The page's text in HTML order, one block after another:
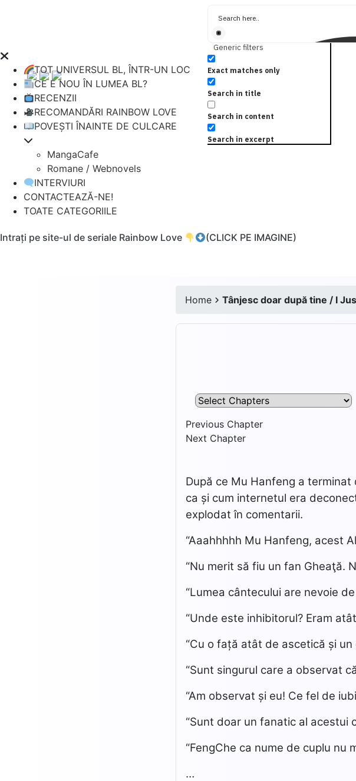
Generic filters
Exact matches only
Search in title
Search in content
Search in excerpt
TOT UNIVERSUL BL, ÎNTR-UN LOC
CE E NOU ÎN LUMEA BL?
RECENZII
RECOMANDĂRI RAINBOW LOVE
POVEȘTI ÎNAINTE DE CULCARE
MangaCafe
Romane / Webnovels
INTERVIURI
CONTACTEAZĂ-NE!
TOATE CATEGORIILE
Intrați pe site-ul de seriale Rainbow Love (CLICK PE IMAGINE)
Home Tânjesc doar după tine / I
Previous Chapter
Next Chapter
După ce Mu Hanfeng a
ca și cum internetul era
explodat în comentarii.
“Aaahhhhh Mu Hanfeng, acest
“Nu merit să fiu un fan Gheaţă.
“Lumea cântecului are nevoie
“Unde este inhibitorul? Eram
“Cu o față atât de ascetică și
“Sunt singurul care a observat
“Am observat și eu! Ce fel de
“Sunt doar un fanatic al acestui
“FengChe ca nume de cuplu
…